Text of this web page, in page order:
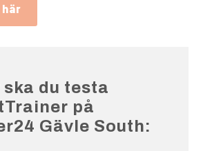
du testa
på
Gävle South: